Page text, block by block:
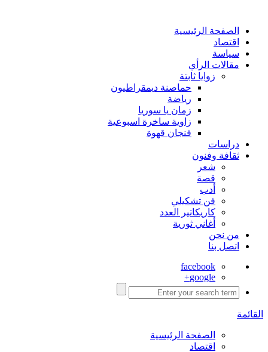
الصفحة الرئيسية
اقتصاد
سياسة
مقالات الرأي
زوايا ثابتة
حماصنة ديمقراطيون
رياضة
زمان يا سوريا
زاوية ساخرة اسبوعية
فنجان قهوة
دراسات
ثقافة وفنون
شعر
قصة
أدب
فن تشكيلي
كاريكاتير العدد
أغاني ثورية
من نحن
اتصل بنا
facebook
google+
القائمة
الصفحة الرئيسية
اقتصاد